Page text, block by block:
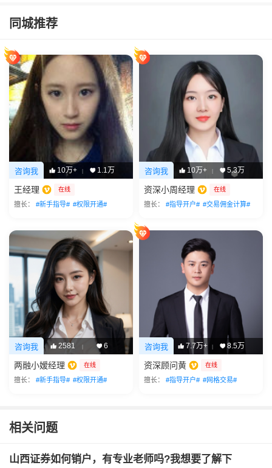
同城推荐
咨询我 10万+ | 1.1万
王经理 在线
擅长： #新手指导# #权限开通#
咨询我 10万+ | 5.3万
资深小周经理 在线
擅长： #指导开户# #交易佣金计算#
咨询我 2581 | 6
两融小嫒经理 在线
擅长： #新手指导# #权限开通#
咨询我 7.7万+ | 8.5万
资深顾问黄 在线
擅长： #指导开户# #网格交易#
相关问题
山西证券如何销户，有专业老师吗?我想要了解下